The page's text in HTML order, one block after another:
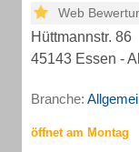
Web
Hüttmannstr. 86
45143 Essen -
Branche: